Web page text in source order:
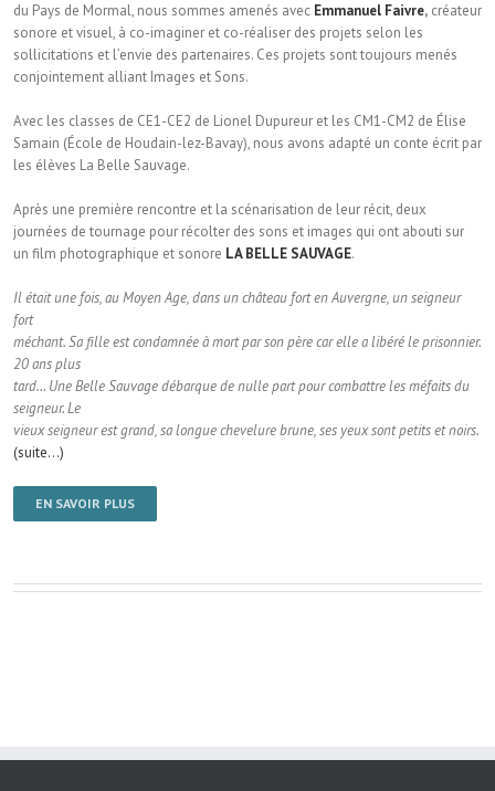
du Pays de Mormal, nous sommes amenés avec Emmanuel Faivre, créateur
sonore et visuel, à co-imaginer et co-réaliser des projets selon les
sollicitations et l’envie des partenaires. Ces projets sont toujours menés
conjointement alliant Images et Sons.
Avec les classes de CE1-CE2 de Lionel Dupureur et les CM1-CM2 de Élise
Samain (École de Houdain-lez-Bavay), nous avons adapté un conte écrit par
les élèves La Belle Sauvage.
Après une première rencontre et la scénarisation de leur récit, deux
journées de tournage pour récolter des sons et images qui ont abouti sur
un film photographique et sonore LA BELLE SAUVAGE.
Il était une fois, au Moyen Age, dans un château fort en Auvergne, un seigneur
fort
méchant. Sa fille est condamnée à mort par son père car elle a libéré le prisonnier.
20 ans plus
tard… Une Belle Sauvage débarque de nulle part pour combattre les méfaits du
seigneur. Le
vieux seigneur est grand, sa longue chevelure brune, ses yeux sont petits et noirs.
(suite…)
EN SAVOIR PLUS